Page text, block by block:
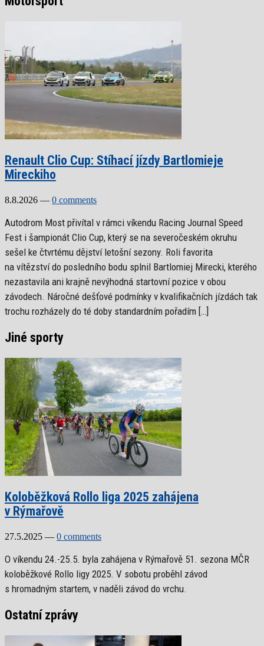
Renault Clio Cup: Stíhací jízdy Bartlomieje
Mireckiho
8.8.2026 — 0 comments
Autodrom Most přivítal v rámci víkendu Racing Journal Speed
Fest i šampionát Clio Cup, který se na severočeském okruhu
sešel ke čtvrtému dějství letošní sezony. Roli favorita
na vítězství do posledního bodu splnil Bartlomiej Mirecki, kterého
nezastavila ani krajně nevýhodná startovní pozice v obou
závodech. Náročné dešťové podmínky v kvalifikačních jízdách tak
trochu rozházely do té doby standardním pořadím […]
Jiné sporty
Koloběžková Rollo liga 2025 zahájena
v Rýmařově
27.5.2025 — 0 comments
O víkendu 24.-25.5. byla zahájena v Rýmařově 51. sezona MČR
koloběžkové Rollo ligy 2025. V sobotu proběhl závod
s hromadným startem, v naděli závod do vrchu.
Ostatní zprávy